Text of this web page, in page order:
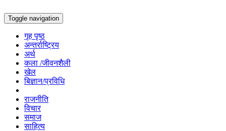
Toggle navigation
गृह पृष्ठ
अन्तर्राष्ट्रिय
अर्थ
कला /जीवनशैली
खेल
बिज्ञान/प्रविधि
राजनीति
विचार
समाज
साहित्य